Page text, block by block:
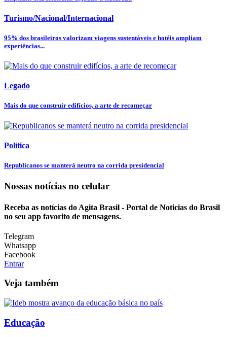
Turismo/Nacional/Internacional
95% dos brasileiros valorizam viagens sustentáveis e hotéis ampliam
experiências...
Legado
Mais do que construir edifícios, a arte de recomeçar
Política
Republicanos se manterá neutro na corrida presidencial
Nossas notícias no celular
Receba as notícias do Agita Brasil - Portal de Noticias do Brasil
no seu app favorito de mensagens.
Telegram
Whatsapp
Facebook
Entrar
Veja também
Educação